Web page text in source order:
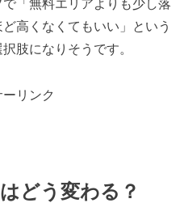
「無料エリアよりも少し落
高くなくてもいい」という
肢になりそうです。
リンク
どう変わる？